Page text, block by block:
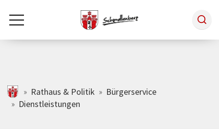
Zum Hauptinhalt springen
Rathaus & Politik
schmallenberg.de
Rathaus & Politik
Bürgerservice
Dienstleistungen